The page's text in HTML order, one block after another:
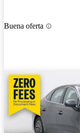
Buena oferta